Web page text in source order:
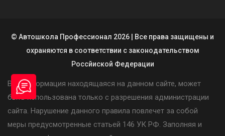
© Автошкола Профессионал 2026 | Все права защищены и
охраняются в соответствии с законодательством
Россйиской Федерации
Вся информация находящаяся на данном сайте, может
быть использована только с разрешения администрации
сайта. Нарушение данного правила повлечет за собой
меры предусмотренные статьей 146 УК РФ. Заполняя и